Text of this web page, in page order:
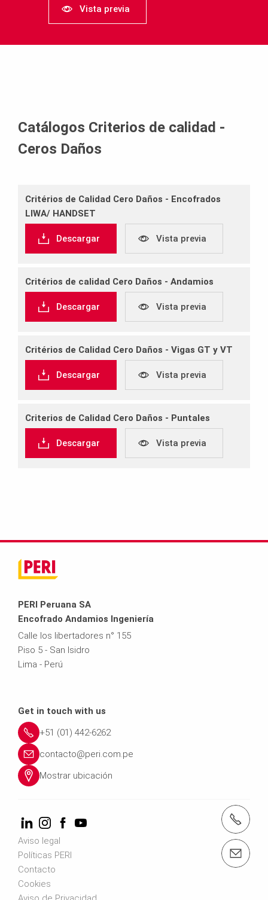
Vista previa
Catálogos Criterios de calidad -
Ceros Daños
Critérios de Calidad Cero Daños ‐ Encofrados
LIWA/ HANDSET
Descargar Vista previa
Critérios de calidad Cero Daños ‐ Andamios
Descargar Vista previa
Critérios de Calidad Cero Daños ‐ Vigas GT y VT
Descargar Vista previa
Criterios de Calidad Cero Daños ‐ Puntales
Descargar Vista previa
PERI Peruana SA
Encofrado Andamios Ingeniería
Calle los libertadores n° 155
Piso 5 - San Isidro
Lima - Perú
Get in touch with us
+51 (01) 442-6262
contacto@peri.com.pe
Mostrar ubicación
Aviso legal
Políticas PERI
Contacto
Cookies